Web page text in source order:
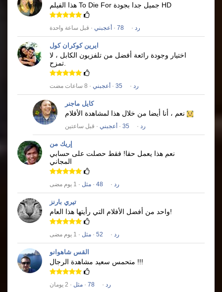
To Die For جميل جدا بجودة HD
رد ·
78
· أعجبني · قبل ساعة واحدة
ايرين كوكران كول
اختيار وجودة رائعة أفضل من تلفزيون الكابل ، لا
تمزح.
رد ·
35
· أعجبني · 8 ساعات مضت
كايل ماجنر
رد ·
35
· أعجبني · قبل ساعتين
إريك من
نعم هذا يعمل حقا! فقط حصلت على حسابي
المجاني
رد ·
48
· مثل · 1 يوم مضى
تيري بارنز
واحد من أفضل الأفلام التي رأيتها هذا العام!
رد ·
52
· مثل · 1 يوم مضى
القس شاهوانو
متحمس سعيد مشاهدة الرجال !!!
رد ·
78
· مثل · 2 يومان